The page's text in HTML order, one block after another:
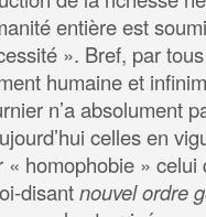
entière est
». Bref, par
humaine et
n’a absolument
celles en
homophobie » celui
disantnouvel ordre